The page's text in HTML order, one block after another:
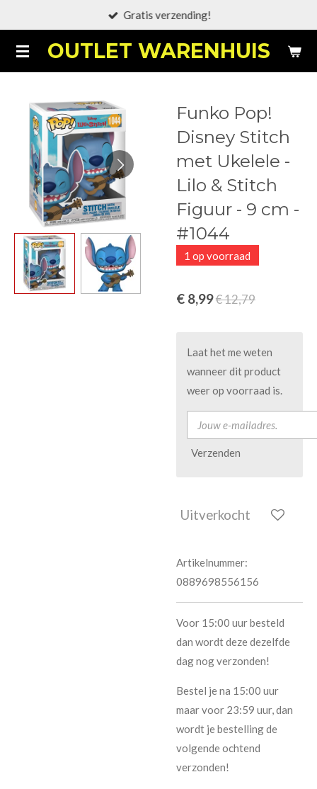
naar
de
OUTLET WARENHUIS
Gratis verzending!
Funko Pop!
Disney Stitch
met Ukelele -
Lilo & Stitch
Figuur - 9 cm -
#1044
1 op voorraad
€ 8,99€ 12,79
Laat het me weten
wanneer dit product
weer op voorraad is.
Verzenden
Uitverkocht
Artikelnummer:
0889698556156
Voor 15:00 uur besteld
dan wordt deze dezelfde
dag nog verzonden!
Bestel je na 15:00 uur
maar voor 23:59 uur, dan
wordt je bestelling de
volgende ochtend
verzonden!